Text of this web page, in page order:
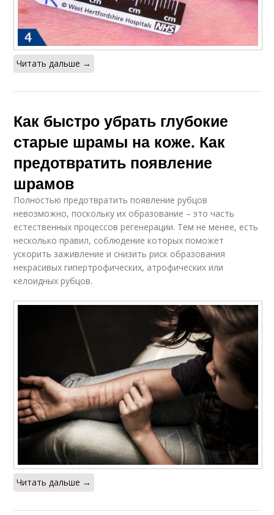
Читать дальше →
Как быстро убрать глубокие
старые шрамы на коже. Как
предотвратить появление
шрамов
Полностью предотвратить появление рубцов
невозможно, поскольку их образование – это часть
естественных процессов регенерации. Тем не менее, есть
несколько правил, соблюдение которых поможет
ускорить заживление и снизить риск образования
некрасивых гипертрофических, атрофических или
келоидных рубцов.
Читать дальше →